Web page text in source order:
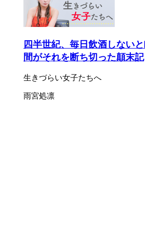
四半世紀、毎日飲酒しない
間がそれを断ち切った顛末記
生きづらい女子たちへ
雨宮処凛